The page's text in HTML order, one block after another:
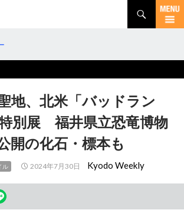
地、北米「バッドラン
別展 福井県立恐竜博物
開の化石・標本も
ル 2024年7月30日 Kyodo Weekly